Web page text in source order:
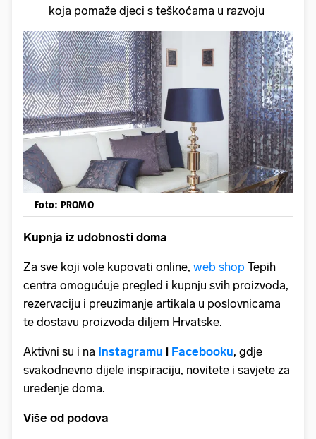
koja pomaže djeci s teškoćama u razvoju
Foto: PROMO
Kupnja iz udobnosti doma
Za sve koji vole kupovati online, web shop Tepih
centra omogućuje pregled i kupnju svih proizvoda,
rezervaciju i preuzimanje artikala u poslovnicama
te dostavu proizvoda diljem Hrvatske.
Aktivni su i na Instagramu i Facebooku, gdje
svakodnevno dijele inspiraciju, novitete i savjete za
uređenje doma.
Više od podova